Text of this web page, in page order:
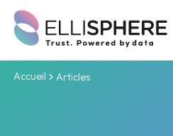
Accueil Articles